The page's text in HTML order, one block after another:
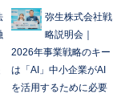
弥生株式会社戦
略説明会｜
2026年事業戦略のキー
は「AI」中小企業がAI
を活用するために必要